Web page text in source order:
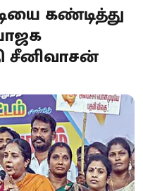
கண்டித்து
சீனிவாசன்